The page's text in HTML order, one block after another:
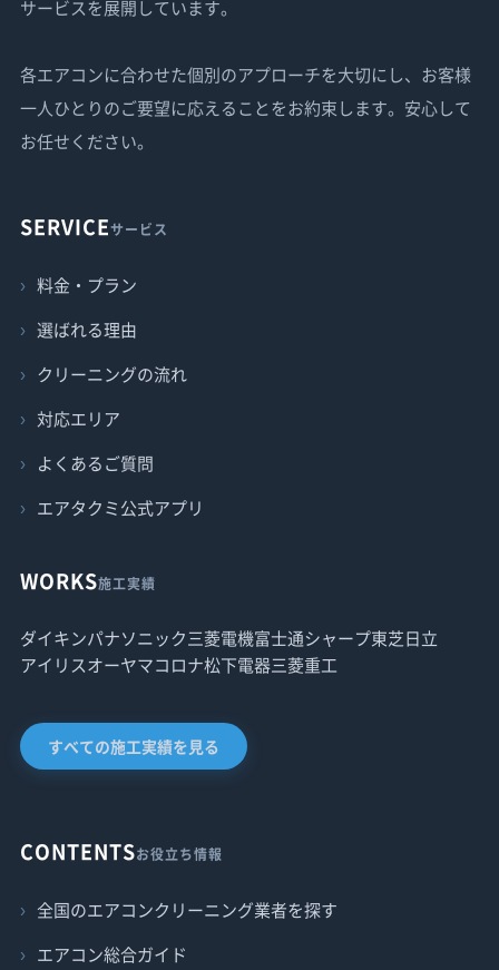
サービスを展開しています。
各エアコンに合わせた個別のアプローチを大切にし、お客様
一人ひとりのご要望に応えることをお約束します。安心して
お任せください。
SERVICEサービス
料金・プラン
選ばれる理由
クリーニングの流れ
対応エリア
よくあるご質問
エアタクミ公式アプリ
WORKS施工実績
ダイキンパナソニック三菱電機富士通シャープ東芝日立
アイリスオーヤマコロナ松下電器三菱重工
すべての施工実績を見る
CONTENTSお役立ち情報
全国のエアコンクリーニング業者を探す
エアコン総合ガイド